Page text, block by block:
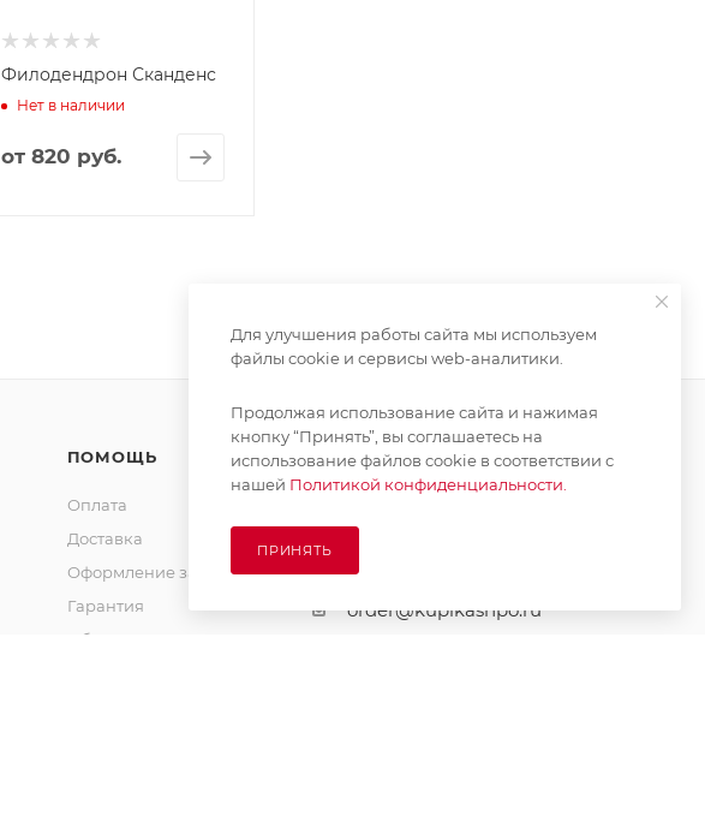
Филодендрон Сканденс
Нет в наличии
от820 руб.
ПОМОЩЬ
Оплата
Доставка
Оформление заказа
Гарантия
Обмен и возврат
ПОДПИСАТЬСЯ НА РАССЫЛКУ
order@kupikashpo.ru
Для улучшения работы сайта мы используем
файлы cookie и сервисы web-аналитики.
Продолжая использование сайта и нажимая
кнопку “Принять”, вы соглашаетесь на
использование файлов cookie в соответствии с
нашей Политикой конфиденциальности.
ПРИНЯТЬ